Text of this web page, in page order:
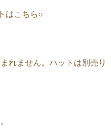
はこちら○
れません。ハットは別売り